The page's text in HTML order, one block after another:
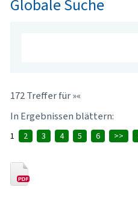
Globale Suche
172 Treffer für »«
In Ergebnissen blättern:
1 2 3 4 5 6 >>